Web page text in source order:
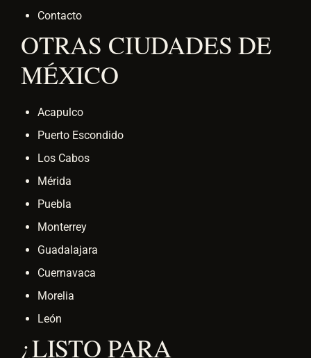
Contacto
OTRAS CIUDADES DE
MÉXICO
Acapulco
Puerto Escondido
Los Cabos
Mérida
Puebla
Monterrey
Guadalajara
Cuernavaca
Morelia
León
¿LISTO PARA